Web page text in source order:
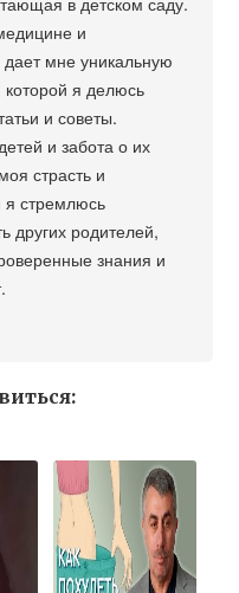
и
дает мне уникальную
которой я делюсь
и советы.
и забота о их
страсть и
я стремлюсь
других родителей,
знания и